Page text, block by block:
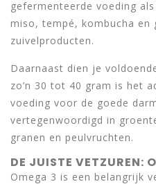
gefermenteerde voeding
miso, tempé, kombucha en
zuivelproducten.
Daarnaast dien je
zo’n 30 tot 40 gram is het
voeding voor de goede
vertegenwoordigd in
granen en peulvruchten.
DE JUISTE VETZUREN:
Omega 3 is een belangrijk